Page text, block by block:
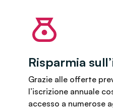
Risparmia
Grazie alle offerte
l’iscrizione annuale
accesso a numerose